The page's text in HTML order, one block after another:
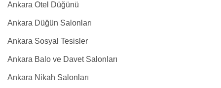
Ankara Otel Düğünü
Ankara Düğün Salonları
Ankara Sosyal Tesisler
Ankara Balo ve Davet Salonları
Ankara Nikah Salonları